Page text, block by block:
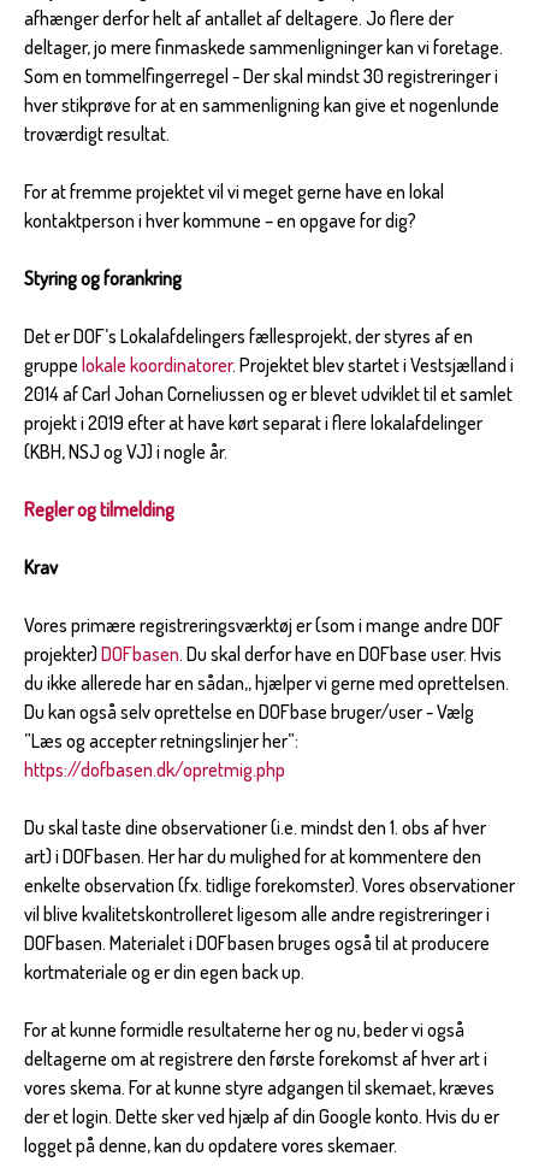
afhænger derfor helt af antallet af deltagere. Jo flere der
deltager, jo mere finmaskede sammenligninger kan vi foretage.
Som en tommelfingerregel - Der skal mindst 30 registreringer i
hver stikprøve for at en sammenligning kan give et nogenlunde
troværdigt resultat.
For at fremme projektet vil vi meget gerne have en lokal
kontaktperson i hver kommune – en opgave for dig?
Styring og forankring
Det er DOF’s Lokalafdelingers fællesprojekt, der styres af en
gruppe lokale koordinatorer. Projektet blev startet i Vestsjælland i
2014 af Carl Johan Corneliussen og er blevet udviklet til et samlet
projekt i 2019 efter at have kørt separat i flere lokalafdelinger
(KBH, NSJ og VJ) i nogle år.
Regler og tilmelding
Krav
Vores primære registreringsværktøj er (som i mange andre DOF
projekter) DOFbasen. Du skal derfor have en DOFbase user. Hvis
du ikke allerede har en sådan,, hjælper vi gerne med oprettelsen.
Du kan også selv oprettelse en DOFbase bruger/user - Vælg
”Læs og accepter retningslinjer her”:
https://dofbasen.dk/opretmig.php
Du skal taste dine observationer (i.e. mindst den 1. obs af hver
art) i DOFbasen. Her har du mulighed for at kommentere den
enkelte observation (fx. tidlige forekomster). Vores observationer
vil blive kvalitetskontrolleret ligesom alle andre registreringer i
DOFbasen. Materialet i DOFbasen bruges også til at producere
kortmateriale og er din egen back up.
For at kunne formidle resultaterne her og nu, beder vi også
deltagerne om at registrere den første forekomst af hver art i
vores skema. For at kunne styre adgangen til skemaet, kræves
der et login. Dette sker ved hjælp af din Google konto. Hvis du er
logget på denne, kan du opdatere vores skemaer.